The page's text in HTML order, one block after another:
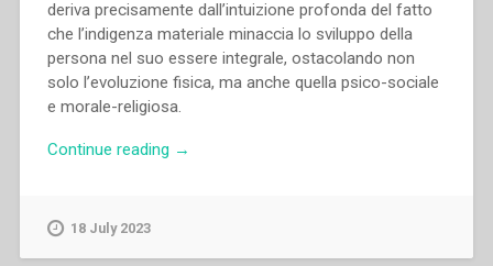
deriva precisamente dall’intuizione profonda del fatto
che l’indigenza materiale minaccia lo sviluppo della
persona nel suo essere integrale, ostacolando non
solo l’evoluzione fisica, ma anche quella psico-sociale
e morale-religiosa.
Continue reading “Gertrud
→
18 July 2023